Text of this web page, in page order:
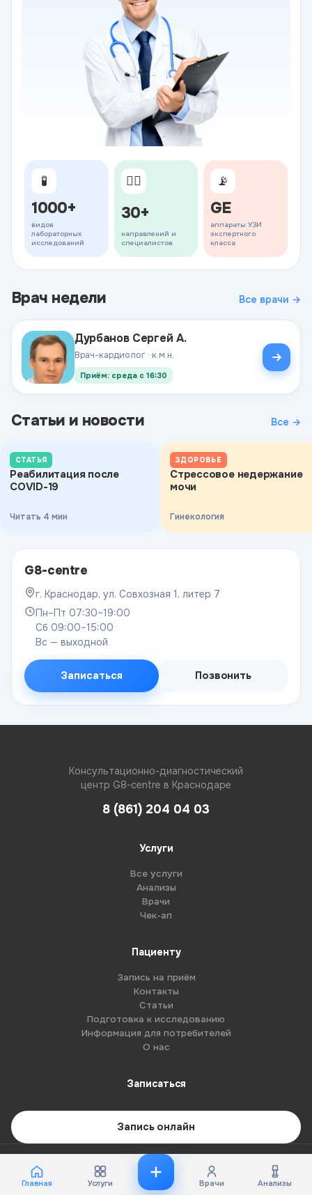
🧪
1000+
видов
лабораторных
исследований
👨‍⚕️
30+
направлений и
специалистов
📡
GE
аппараты УЗИ
экспертного
класса
Врач недели Все врачи →
Дурбанов Сергей А.
Врач-кардиолог · к.м.н.
Приём: среда с 16:30
Статьи и новости Все →
СТАТЬЯ
Реабилитация после
COVID-19
Читать 4 мин
ЗДОРОВЬЕ
Стрессовое недержание
мочи
Гинекология
G8-centre
г. Краснодар, ул. Совхозная 1, литер 7
Пн–Пт 07:30–19:00
Сб 09:00–15:00
Вс — выходной
Записаться Позвонить
Консультационно-диагностический
центр G8-centre в Краснодаре
8 (861) 204 04 03
Услуги
Все услуги
Анализы
Врачи
Чек-ап
Пациенту
Запись на приём
Контакты
Статьи
Подготовка к исследованию
Информация для потребителей
О нас
Записаться
Запись онлайн
© 2026 G8-centre. Все права защищены.
Имеются противопоказания. Необходима консультация специалиста.
Главная Услуги Врачи Анализы